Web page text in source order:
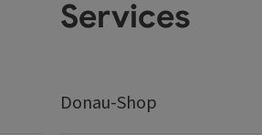
Services
Donau-Shop